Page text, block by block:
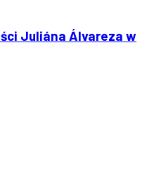
Juliána Álvareza w